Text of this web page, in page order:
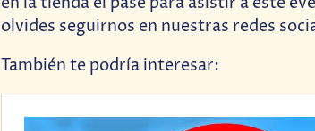
olvides seguirnos en nuestras redes
También te podría interesar: